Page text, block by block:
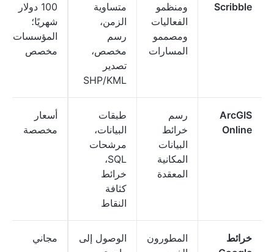
Scribble
ومنظمو
الفعاليات
ومصممو
المسارات
متساوية
الزمن،
رسم
مخصص،
تصدير
SHP/KML
100 دولار
شهريًا؛
المؤسسات:
مخصص
ArcGIS
Online
رسم
خرائط
البيانات
المكانية
المعقدة
طبقات
البيانات،
مرشحات
SQL،
خرائط
كثافة
النقاط
أسعار
مخصصة
خرائط
المطورون
الوصول إلى
مجاني